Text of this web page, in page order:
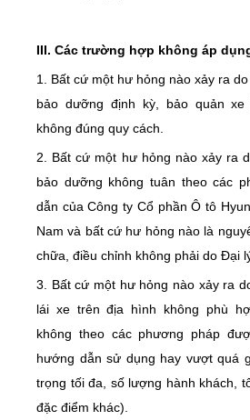
III. Các trường hợp không áp
1. Bất cứ một hư hỏng nào xảy ra
bảo dưỡng định kỳ, bảo quản
không đúng quy cách.
2. Bất cứ một hư hỏng nào xảy ra
bảo dưỡng không tuân theo các
dẫn của Công ty Cổ phần Ô tô
Nam và bất cứ hư hỏng nào là
chữa, điều chỉnh không phải do Đại
3. Bất cứ một hư hỏng nào xảy ra
lái xe trên địa hình không phù
không theo các phương pháp
hướng dẫn sử dụng hay vượt quá
trọng tối đa, số lượng hành khách,
đặc điểm khác).